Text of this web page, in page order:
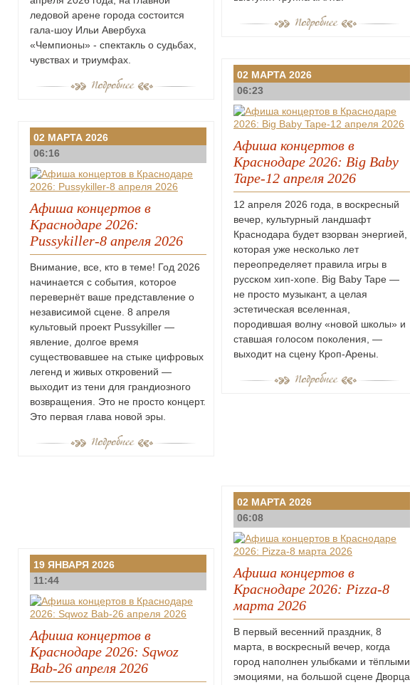
ледовой арене города состоится
гала-шоу Ильи Авербуха
«Чемпионы» - спектакль о судьбах,
чувствах и триумфах.
02 МАРТА 2026
06:23
Афиша концертов в
Краснодаре 2026: Big Baby
Tape-12 апреля 2026
12 апреля 2026 года, в воскресный
вечер, культурный ландшафт
Краснодара будет взорван энергией,
которая уже несколько лет
переопределяет правила игры в
русском хип-хопе. Big Baby Tape —
не просто музыкант, а целая
эстетическая вселенная,
породившая волну «новой школы» и
ставшая голосом поколения, —
выходит на сцену Кроп-Арены.
02 МАРТА 2026
06:16
Афиша концертов в
Краснодаре 2026:
Pussykiller-8 апреля 2026
Внимание, все, кто в теме! Год 2026
начинается с события, которое
перевернёт ваше представление о
независимой сцене. 8 апреля
культовый проект Pussykiller —
явление, долгое время
существовавшее на стыке цифровых
легенд и живых откровений —
выходит из тени для грандиозного
возвращения. Это не просто концерт.
Это первая глава новой эры.
02 МАРТА 2026
06:08
Афиша концертов в
Краснодаре 2026: Pizza-8
марта 2026
В первый весенний праздник, 8
марта, в воскресный вечер, когда
город наполнен улыбками и тёплыми
эмоциями, на большой сцене Дворца
19 ЯНВАРЯ 2026
11:44
Афиша концертов в
Краснодаре 2026: Sqwoz
Bab-26 апреля 2026